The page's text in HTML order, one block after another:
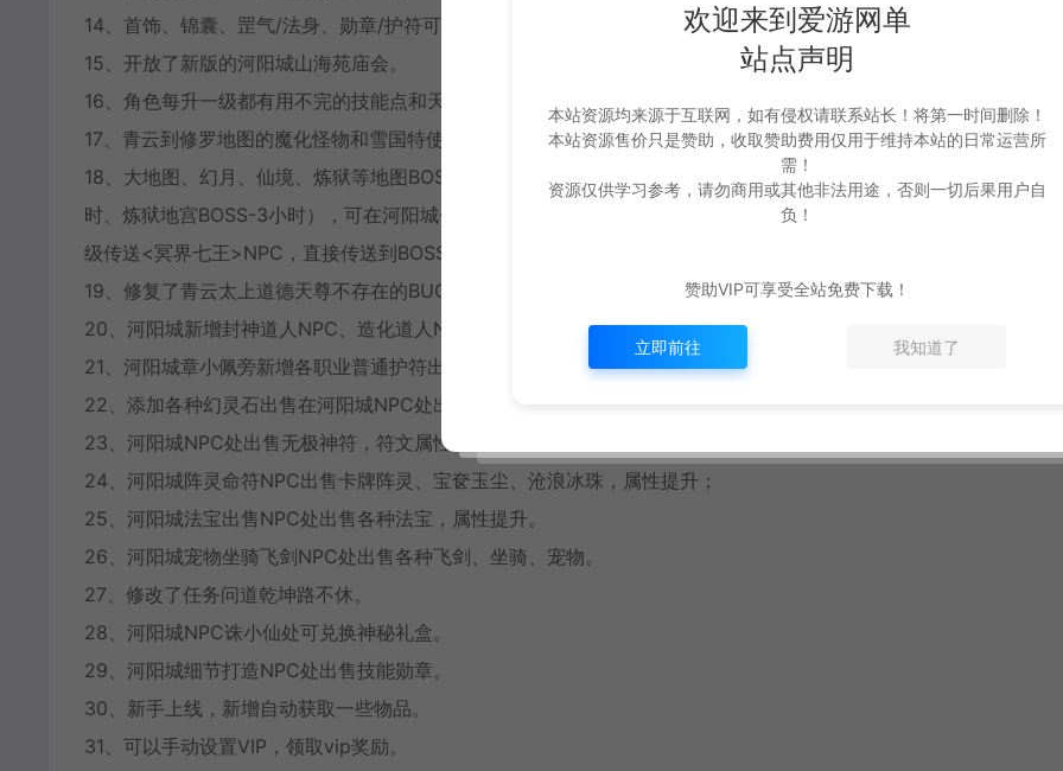
14、首饰、锦囊、罡气/法身、勋章/护符可在npc处购买或兑换或任务获取。
15、开放了新版的河阳城山海苑庙会。
16、角色每升一级都有用不完的技能点和天书点。
17、青云到修罗地图的魔化怪物和雪国特使正常刷新，间隔2小时。
18、大地图、幻月、仙境、炼狱等地图BOSS刷新（九人团系列-4小时、冥界7王-4小时、修罗7王-2小时、仙境
时、炼狱地宫BOSS-3小时），可在河阳城仓库附近找到NPC-初级传送<幻月修罗>NPC、中级传送<仙境炼狱>NPC
级传送<冥界七王>NPC，直接传送到BOSS附近。
19、修复了青云太上道德天尊不存在的BUG；
20、河阳城新增封神道人NPC、造化道人NPC、血祭大师NPC、轩辕祖师NPC，方便玩家操作；
21、河阳城章小佩旁新增各职业普通护符出售；
22、添加各种幻灵石出售在河阳城NPC处出售；
23、河阳城NPC处出售无极神符，符文属性提升；
24、河阳城阵灵命符NPC出售卡牌阵灵、宝奁玉尘、沧浪冰珠，属性提升；
25、河阳城法宝出售NPC处出售各种法宝，属性提升。
26、河阳城宠物坐骑飞剑NPC处出售各种飞剑、坐骑、宠物。
27、修改了任务问道乾坤路不休。
28、河阳城NPC诛小仙处可兑换神秘礼盒。
29、河阳城细节打造NPC处出售技能勋章。
30、新手上线，新增自动获取一些物品。
31、可以手动设置VIP，领取vip奖励。
欢迎来到爱游网单
站点声明
本站资源均来源于互联网，如有侵权请联系站长！将第一时间删除！
本站资源售价只是赞助，收取赞助费用仅用于维持本站的日常运营所
需！
资源仅供学习参考，请勿商用或其他非法用途，否则一切后果用户自
负！
赞助VIP可享受全站免费下载！
立即前往 我知道了